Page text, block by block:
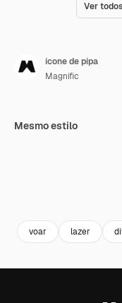
Ver
ícone de pipa
Magnific
Mesmo estilo
voar lazer